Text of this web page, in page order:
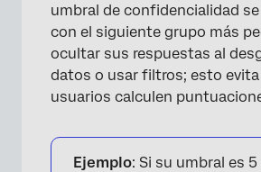
umbral de confidencialidad
con el siguiente grupo más
ocultar sus respuestas al
datos o usar filtros; esto evita
usuarios calculen
Ejemplo: Si su umbral es